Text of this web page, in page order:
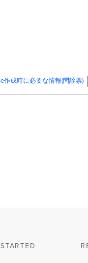
作成時に必要な情報(問診票)